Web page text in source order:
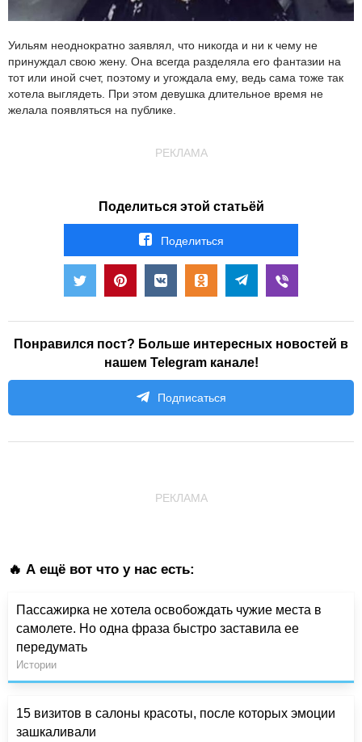
Уильям неоднократно заявлял, что никогда и ни к чему не
принуждал свою жену. Она всегда разделяла его фантазии на
тот или иной счет, поэтому и угождала ему, ведь сама тоже так
хотела выглядеть. При этом девушка длительное время не
желала появляться на публике.
РЕКЛАМА
Поделиться этой статьёй
Поделиться
Понравился пост? Больше интересных новостей в
нашем Telegram канале!
Подписаться
РЕКЛАМА
🔥 А ещё вот что у нас есть:
Пассажирка не хотела освобождать чужие места в
самолете. Но одна фраза быстро заставила ее
передумать
Истории
15 визитов в салоны красоты, после которых эмоции
зашкаливали